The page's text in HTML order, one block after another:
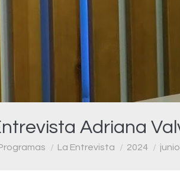
Adriana
La Entrevista 2024 junio